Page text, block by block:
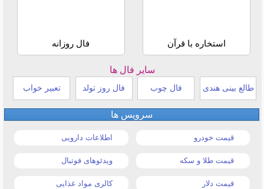
استخاره با قرآن فال روزانه
سایر فال ها
طالع بینی هندی فال چوب فال روز تولد تعبیر خواب
سرویس ها
قیمت خودرو اطلاعات دارویی
قیمت طلا و سکه ویدئوهای فوتبال
قیمت دلار کالری مواد غذایی